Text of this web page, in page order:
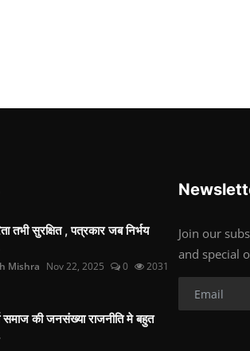
तभी सुरक्षित , पत्रकार जब निर्भय
Mishra Nov 22, 2025 0 2031
समाज की जनसंख्या राजनीति मे बहुत
Join our
and special